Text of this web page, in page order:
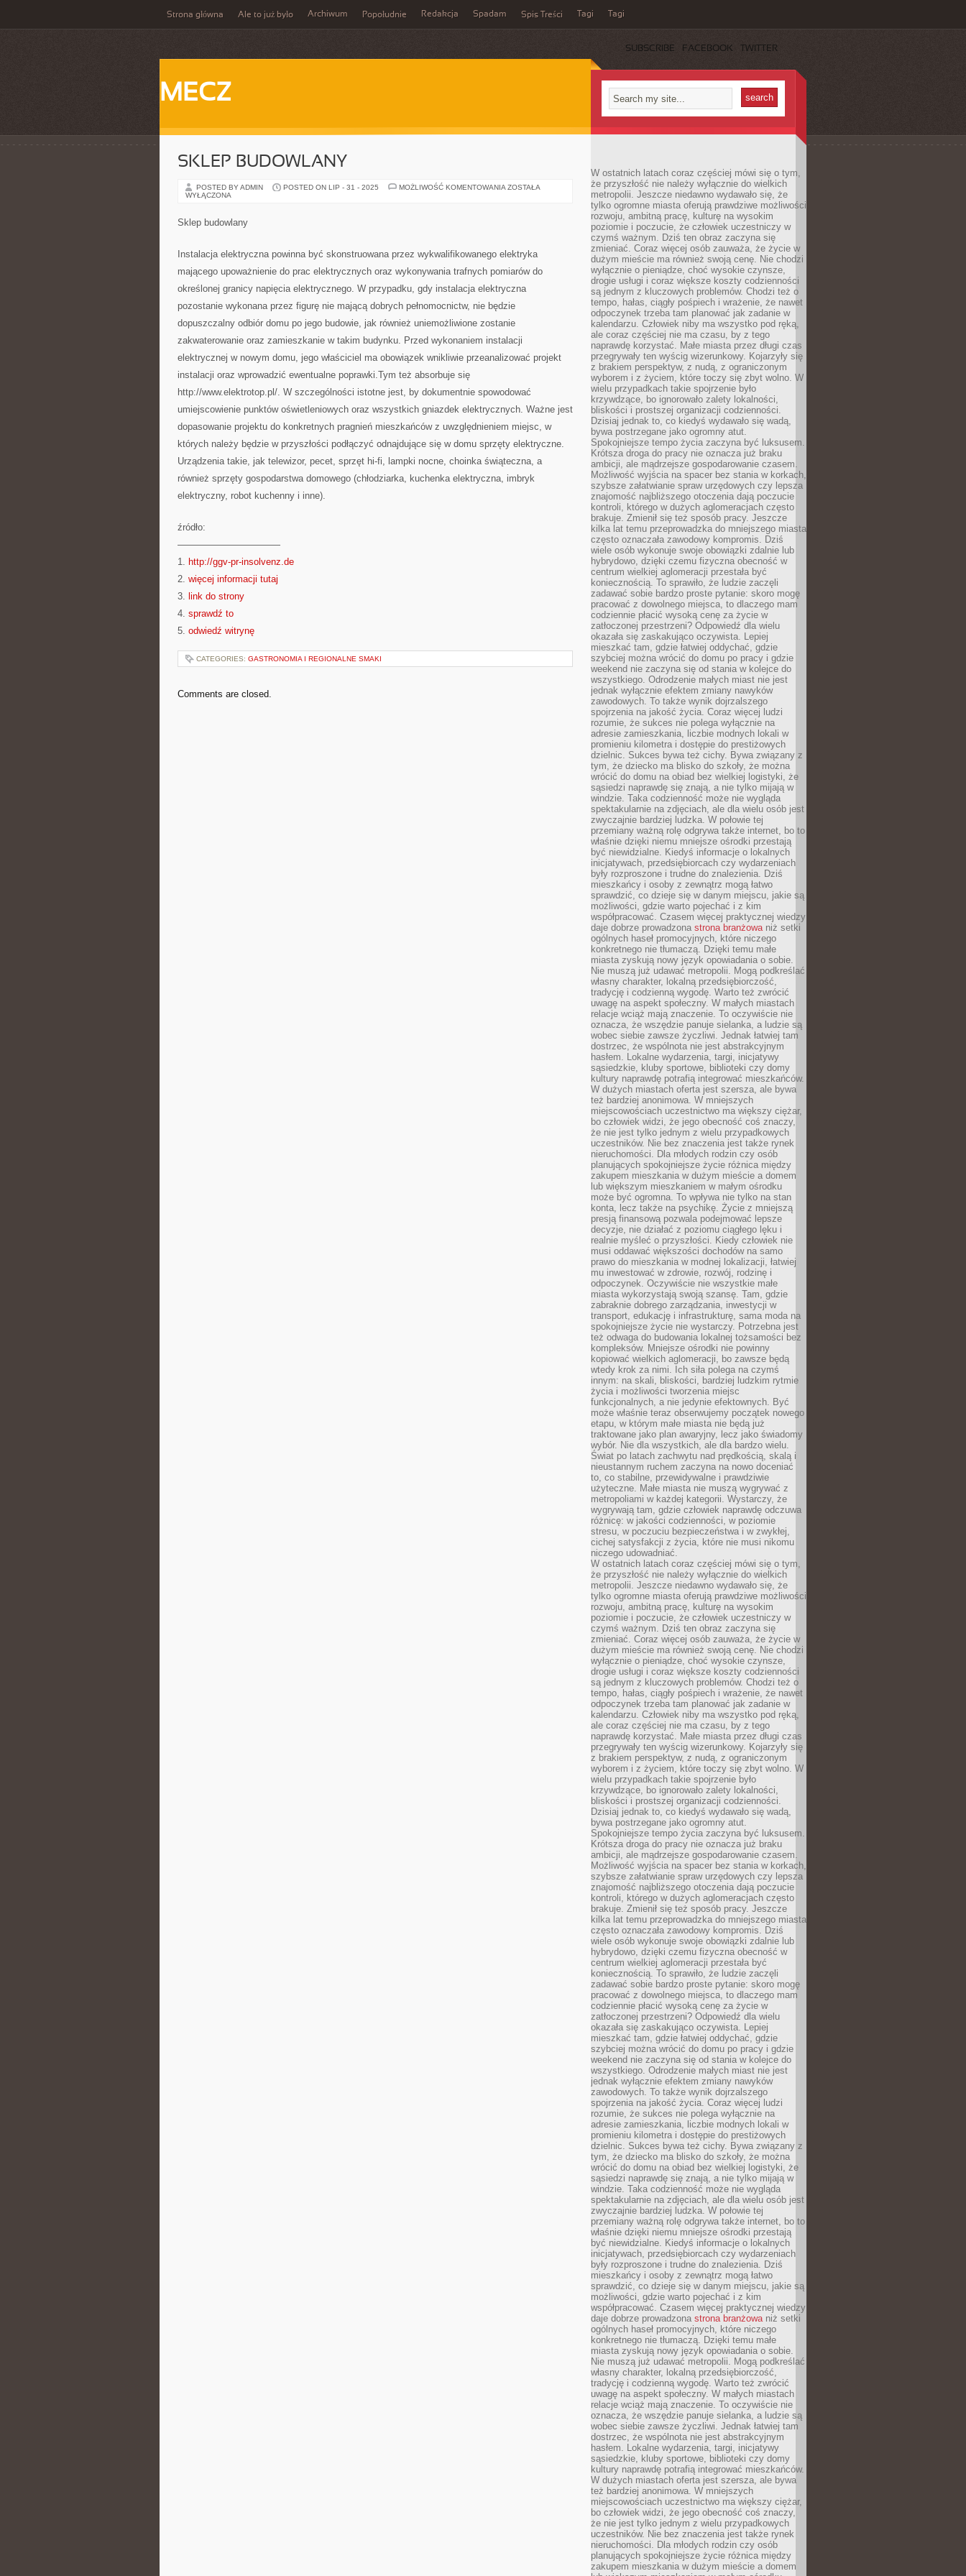
Strona główna Ale to już było Archiwum Popołudnie Redakcja Spadam Spis Treści Tagi Tagi
SUBSCRIBE FACEBOOK TWITTER
MECZ
SKLEP BUDOWLANY
POSTED BY ADMIN POSTED ON LIP - 31 - 2025 MOŻLIWOŚĆ KOMENTOWANIA SKLEP
ZOSTAŁA
WYŁĄCZONA
Sklep budowlany
Instalacja elektryczna powinna być skonstruowana przez wykwalifikowanego elektryka
mającego upoważnienie do prac elektrycznych oraz wykonywania trafnych pomiarów do
określonej granicy napięcia elektrycznego. W przypadku, gdy instalacja elektryczna
pozostanie wykonana przez figurę nie mającą dobrych pełnomocnictw, nie będzie
dopuszczalny odbiór domu po jego budowie, jak również uniemożliwione zostanie
zakwaterowanie oraz zamieszkanie w takim budynku. Przed wykonaniem instalacji
elektrycznej w nowym domu, jego właściciel ma obowiązek wnikliwie przeanalizować projekt
instalacji oraz wprowadzić ewentualne poprawki.Tym też absorbuje się
http://www.elektrotop.pl/. W szczególności istotne jest, by dokumentnie spowodować
umiejscowienie punktów oświetleniowych oraz wszystkich gniazdek elektrycznych. Ważne jest
dopasowanie projektu do konkretnych pragnień mieszkańców z uwzględnieniem miejsc, w
których należy będzie w przyszłości podłączyć odnajdujące się w domu sprzęty elektryczne.
Urządzenia takie, jak telewizor, pecet, sprzęt hi-fi, lampki nocne, choinka świąteczna, a
również sprzęty gospodarstwa domowego (chłodziarka, kuchenka elektryczna, imbryk
elektryczny, robot kuchenny i inne).
źródło:
———————————
1. http://ggv-pr-insolvenz.de
2. więcej informacji tutaj
3. link do strony
4. sprawdź to
5. odwiedź witrynę
CATEGORIES: GASTRONOMIA I REGIONALNE SMAKI
Comments are closed.
W ostatnich latach coraz częściej mówi się o tym,
że przyszłość nie należy wyłącznie do wielkich
metropolii. Jeszcze niedawno wydawało się, że
tylko ogromne miasta oferują prawdziwe możliwości
rozwoju, ambitną pracę, kulturę na wysokim
poziomie i poczucie, że człowiek uczestniczy w
czymś ważnym. Dziś ten obraz zaczyna się
zmieniać. Coraz więcej osób zauważa, że życie w
dużym mieście ma również swoją cenę. Nie chodzi
wyłącznie o pieniądze, choć wysokie czynsze,
drogie usługi i coraz większe koszty codzienności
są jednym z kluczowych problemów. Chodzi też o
tempo, hałas, ciągły pośpiech i wrażenie, że nawet
odpoczynek trzeba tam planować jak zadanie w
kalendarzu. Człowiek niby ma wszystko pod ręką,
ale coraz częściej nie ma czasu, by z tego
naprawdę korzystać. Małe miasta przez długi czas
przegrywały ten wyścig wizerunkowy. Kojarzyły się
z brakiem perspektyw, z nudą, z ograniczonym
wyborem i z życiem, które toczy się zbyt wolno. W
wielu przypadkach takie spojrzenie było
krzywdzące, bo ignorowało zalety lokalności,
bliskości i prostszej organizacji codzienności.
Dzisiaj jednak to, co kiedyś wydawało się wadą,
bywa postrzegane jako ogromny atut.
Spokojniejsze tempo życia zaczyna być luksusem.
Krótsza droga do pracy nie oznacza już braku
ambicji, ale mądrzejsze gospodarowanie czasem.
Możliwość wyjścia na spacer bez stania w korkach,
szybsze załatwianie spraw urzędowych czy lepsza
znajomość najbliższego otoczenia dają poczucie
kontroli, którego w dużych aglomeracjach często
brakuje. Zmienił się też sposób pracy. Jeszcze
kilka lat temu przeprowadzka do mniejszego miasta
często oznaczała zawodowy kompromis. Dziś
wiele osób wykonuje swoje obowiązki zdalnie lub
hybrydowo, dzięki czemu fizyczna obecność w
centrum wielkiej aglomeracji przestała być
koniecznością. To sprawiło, że ludzie zaczęli
zadawać sobie bardzo proste pytanie: skoro mogę
pracować z dowolnego miejsca, to dlaczego mam
codziennie płacić wysoką cenę za życie w
zatłoczonej przestrzeni? Odpowiedź dla wielu
okazała się zaskakująco oczywista. Lepiej
mieszkać tam, gdzie łatwiej oddychać, gdzie
szybciej można wrócić do domu po pracy i gdzie
weekend nie zaczyna się od stania w kolejce do
wszystkiego. Odrodzenie małych miast nie jest
jednak wyłącznie efektem zmiany nawyków
zawodowych. To także wynik dojrzalszego
spojrzenia na jakość życia. Coraz więcej ludzi
rozumie, że sukces nie polega wyłącznie na
adresie zamieszkania, liczbie modnych lokali w
promieniu kilometra i dostępie do prestiżowych
dzielnic. Sukces bywa też cichy. Bywa związany z
tym, że dziecko ma blisko do szkoły, że można
wrócić do domu na obiad bez wielkiej logistyki, że
sąsiedzi naprawdę się znają, a nie tylko mijają w
windzie. Taka codzienność może nie wygląda
spektakularnie na zdjęciach, ale dla wielu osób jest
zwyczajnie bardziej ludzka. W połowie tej
przemiany ważną rolę odgrywa także internet, bo to
właśnie dzięki niemu mniejsze ośrodki przestają
być niewidzialne. Kiedyś informacje o lokalnych
inicjatywach, przedsiębiorcach czy wydarzeniach
były rozproszone i trudne do znalezienia. Dziś
mieszkańcy i osoby z zewnątrz mogą łatwo
sprawdzić, co dzieje się w danym miejscu, jakie są
możliwości, gdzie warto pojechać i z kim
współpracować. Czasem więcej praktycznej wiedzy
daje dobrze prowadzona strona branżowaniż setki
ogólnych haseł promocyjnych, które niczego
konkretnego nie tłumaczą. Dzięki temu małe
miasta zyskują nowy język opowiadania o sobie.
Nie muszą już udawać metropolii. Mogą podkreślać
własny charakter, lokalną przedsiębiorczość,
tradycję i codzienną wygodę. Warto też zwrócić
uwagę na aspekt społeczny. W małych miastach
relacje wciąż mają znaczenie. To oczywiście nie
oznacza, że wszędzie panuje sielanka, a ludzie są
wobec siebie zawsze życzliwi. Jednak łatwiej tam
dostrzec, że wspólnota nie jest abstrakcyjnym
hasłem. Lokalne wydarzenia, targi, inicjatywy
sąsiedzkie, kluby sportowe, biblioteki czy domy
kultury naprawdę potrafią integrować mieszkańców.
W dużych miastach oferta jest szersza, ale bywa
też bardziej anonimowa. W mniejszych
miejscowościach uczestnictwo ma większy ciężar,
bo człowiek widzi, że jego obecność coś znaczy,
że nie jest tylko jednym z wielu przypadkowych
uczestników. Nie bez znaczenia jest także rynek
nieruchomości. Dla młodych rodzin czy osób
planujących spokojniejsze życie różnica między
zakupem mieszkania w dużym mieście a domem
lub większym mieszkaniem w małym ośrodku
może być ogromna. To wpływa nie tylko na stan
konta, lecz także na psychikę. Życie z mniejszą
presją finansową pozwala podejmować lepsze
decyzje, nie działać z poziomu ciągłego lęku i
realnie myśleć o przyszłości. Kiedy człowiek nie
musi oddawać większości dochodów na samo
prawo do mieszkania w modnej lokalizacji, łatwiej
mu inwestować w zdrowie, rozwój, rodzinę i
odpoczynek. Oczywiście nie wszystkie małe
miasta wykorzystają swoją szansę. Tam, gdzie
zabraknie dobrego zarządzania, inwestycji w
transport, edukację i infrastrukturę, sama moda na
spokojniejsze życie nie wystarczy. Potrzebna jest
też odwaga do budowania lokalnej tożsamości bez
kompleksów. Mniejsze ośrodki nie powinny
kopiować wielkich aglomeracji, bo zawsze będą
wtedy krok za nimi. Ich siła polega na czymś
innym: na skali, bliskości, bardziej ludzkim rytmie
życia i możliwości tworzenia miejsc
funkcjonalnych, a nie jedynie efektownych. Być
może właśnie teraz obserwujemy początek nowego
etapu, w którym małe miasta nie będą już
traktowane jako plan awaryjny, lecz jako świadomy
wybór. Nie dla wszystkich, ale dla bardzo wielu.
Świat po latach zachwytu nad prędkością, skalą i
nieustannym ruchem zaczyna na nowo doceniać
to, co stabilne, przewidywalne i prawdziwie
użyteczne. Małe miasta nie muszą wygrywać z
metropoliami w każdej kategorii. Wystarczy, że
wygrywają tam, gdzie człowiek naprawdę odczuwa
różnicę: w jakości codzienności, w poziomie
stresu, w poczuciu bezpieczeństwa i w zwykłej,
cichej satysfakcji z życia, które nie musi nikomu
niczego udowadniać.
W ostatnich latach coraz częściej mówi się o tym,
że przyszłość nie należy wyłącznie do wielkich
metropolii. Jeszcze niedawno wydawało się, że
tylko ogromne miasta oferują prawdziwe możliwości
rozwoju, ambitną pracę, kulturę na wysokim
poziomie i poczucie, że człowiek uczestniczy w
czymś ważnym. Dziś ten obraz zaczyna się
zmieniać. Coraz więcej osób zauważa, że życie w
dużym mieście ma również swoją cenę. Nie chodzi
wyłącznie o pieniądze, choć wysokie czynsze,
drogie usługi i coraz większe koszty codzienności
są jednym z kluczowych problemów. Chodzi też o
tempo, hałas, ciągły pośpiech i wrażenie, że nawet
odpoczynek trzeba tam planować jak zadanie w
kalendarzu. Człowiek niby ma wszystko pod ręką,
ale coraz częściej nie ma czasu, by z tego
naprawdę korzystać. Małe miasta przez długi czas
przegrywały ten wyścig wizerunkowy. Kojarzyły się
z brakiem perspektyw, z nudą, z ograniczonym
wyborem i z życiem, które toczy się zbyt wolno. W
wielu przypadkach takie spojrzenie było
krzywdzące, bo ignorowało zalety lokalności,
bliskości i prostszej organizacji codzienności.
Dzisiaj jednak to, co kiedyś wydawało się wadą,
bywa postrzegane jako ogromny atut.
Spokojniejsze tempo życia zaczyna być luksusem.
Krótsza droga do pracy nie oznacza już braku
ambicji, ale mądrzejsze gospodarowanie czasem.
Możliwość wyjścia na spacer bez stania w korkach,
szybsze załatwianie spraw urzędowych czy lepsza
znajomość najbliższego otoczenia dają poczucie
kontroli, którego w dużych aglomeracjach często
brakuje. Zmienił się też sposób pracy. Jeszcze
kilka lat temu przeprowadzka do mniejszego miasta
często oznaczała zawodowy kompromis. Dziś
wiele osób wykonuje swoje obowiązki zdalnie lub
hybrydowo, dzięki czemu fizyczna obecność w
centrum wielkiej aglomeracji przestała być
koniecznością. To sprawiło, że ludzie zaczęli
zadawać sobie bardzo proste pytanie: skoro mogę
pracować z dowolnego miejsca, to dlaczego mam
codziennie płacić wysoką cenę za życie w
zatłoczonej przestrzeni? Odpowiedź dla wielu
okazała się zaskakująco oczywista. Lepiej
mieszkać tam, gdzie łatwiej oddychać, gdzie
szybciej można wrócić do domu po pracy i gdzie
weekend nie zaczyna się od stania w kolejce do
wszystkiego. Odrodzenie małych miast nie jest
jednak wyłącznie efektem zmiany nawyków
zawodowych. To także wynik dojrzalszego
spojrzenia na jakość życia. Coraz więcej ludzi
rozumie, że sukces nie polega wyłącznie na
adresie zamieszkania, liczbie modnych lokali w
promieniu kilometra i dostępie do prestiżowych
dzielnic. Sukces bywa też cichy. Bywa związany z
tym, że dziecko ma blisko do szkoły, że można
wrócić do domu na obiad bez wielkiej logistyki, że
sąsiedzi naprawdę się znają, a nie tylko mijają w
windzie. Taka codzienność może nie wygląda
spektakularnie na zdjęciach, ale dla wielu osób jest
zwyczajnie bardziej ludzka. W połowie tej
przemiany ważną rolę odgrywa także internet, bo to
właśnie dzięki niemu mniejsze ośrodki przestają
być niewidzialne. Kiedyś informacje o lokalnych
inicjatywach, przedsiębiorcach czy wydarzeniach
były rozproszone i trudne do znalezienia. Dziś
mieszkańcy i osoby z zewnątrz mogą łatwo
sprawdzić, co dzieje się w danym miejscu, jakie są
możliwości, gdzie warto pojechać i z kim
współpracować. Czasem więcej praktycznej wiedzy
daje dobrze prowadzona strona branżowaniż setki
ogólnych haseł promocyjnych, które niczego
konkretnego nie tłumaczą. Dzięki temu małe
miasta zyskują nowy język opowiadania o sobie.
Nie muszą już udawać metropolii. Mogą podkreślać
własny charakter, lokalną przedsiębiorczość,
tradycję i codzienną wygodę. Warto też zwrócić
uwagę na aspekt społeczny. W małych miastach
relacje wciąż mają znaczenie. To oczywiście nie
oznacza, że wszędzie panuje sielanka, a ludzie są
wobec siebie zawsze życzliwi. Jednak łatwiej tam
dostrzec, że wspólnota nie jest abstrakcyjnym
hasłem. Lokalne wydarzenia, targi, inicjatywy
sąsiedzkie, kluby sportowe, biblioteki czy domy
kultury naprawdę potrafią integrować mieszkańców.
W dużych miastach oferta jest szersza, ale bywa
też bardziej anonimowa. W mniejszych
miejscowościach uczestnictwo ma większy ciężar,
bo człowiek widzi, że jego obecność coś znaczy,
że nie jest tylko jednym z wielu przypadkowych
uczestników. Nie bez znaczenia jest także rynek
nieruchomości. Dla młodych rodzin czy osób
planujących spokojniejsze życie różnica między
zakupem mieszkania w dużym mieście a domem